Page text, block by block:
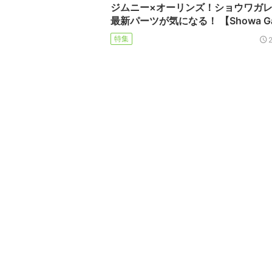
ジムニー×オーリンズ！ショウワガ
最新パーツが気になる！ 【Showa
特集